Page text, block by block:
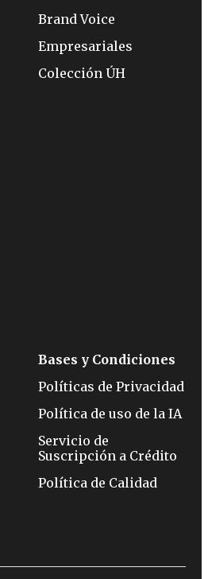
Brand Voice
Empresariales
Colección ÚH
Bases y Condiciones
Políticas de Privacidad
Política de uso de la IA
Servicio de
Suscripción a Crédito
Política de Calidad